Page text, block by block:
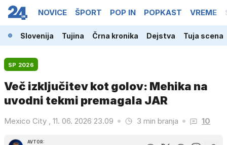
NOVICE ŠPORT POP IN POPKAST VREME
Slovenija Tujina Črna kronika Dejstva Tuja scena
SP 2026
Več izključitev kot golov: Mehika na
uvodni tekmi premagala JAR
Mexico City , 11. 06. 2026 23.09 3 min branja 10
AVTOR: